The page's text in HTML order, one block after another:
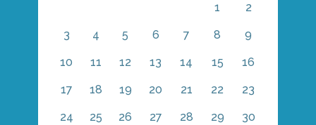
1 2
3 4 5 6 7 8 9
10 11 12 13 14 15 16
17 18 19 20 21 22 23
24 25 26 27 28 29 30